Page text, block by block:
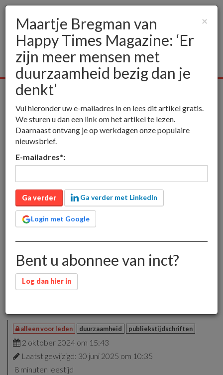
Alle media Publieksmedia
inct Publieksmedia
Maartje Bregman van Happy Times
Magazine: ‘Er zijn meer mensen met duurzaamheid bezig dan je denkt’
Maartje Bregman van
Happy Times Magazine:
‘Er zijn meer mensen met
duurzaamheid bezig dan
je denkt’
Maartje Bregman richtte in 2023 Happy Times op. Een
platform waar positief nieuws over duurzaamheid
gepubliceerd wordt. “Er zijn veel mensen bezig met
alleen voor leden duurzaamheid publiekstijdschriften
2 oktober 2024 om 15:43
Laatst gewijzigd: 30 juni 2025 om 10:35
8 minuten leestijd
×
Maartje Bregman van
Happy Times Magazine: ‘Er
zijn meer mensen met
duurzaamheid bezig dan je
denkt’
Vul hieronder uw e-mailadres in en lees dit artikel gratis.
We sturen u dan een link om het artikel te lezen.
Daarnaast ontvang je op werkdagen onze populaire
nieuwsbrief.
E-mailadres*:
Ga verder Ga verder met LinkedIn
Login met Google
Bent u abonnee van inct?
Log dan hier in